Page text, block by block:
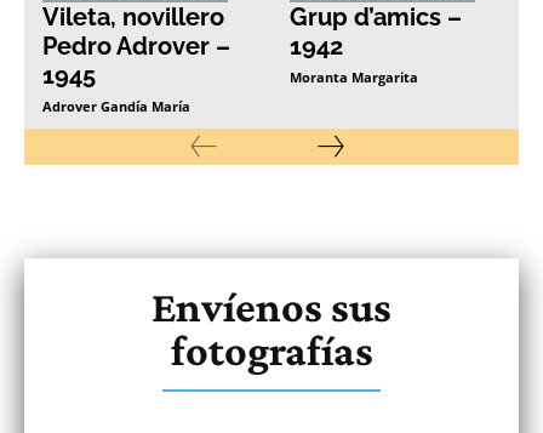
Vileta, novillero
Pedro Adrover –
1945
Adrover Gandía María
Grup d’amics –
1942
Moranta Margarita
Envíenos sus
fotografías